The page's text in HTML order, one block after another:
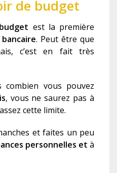
de budget
budget est la première
. Peut être que
c’est en fait très
vous pouvez
, vous ne saurez pas à
cette limite.
et faites un peu
personnelles et à